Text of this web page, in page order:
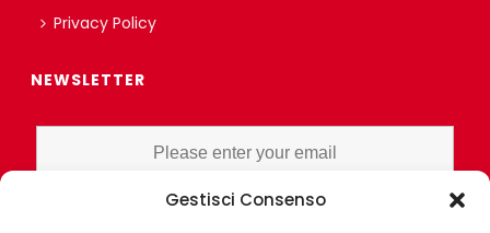
Gestisci Consenso
Privacy Policy
NEWSLETTER